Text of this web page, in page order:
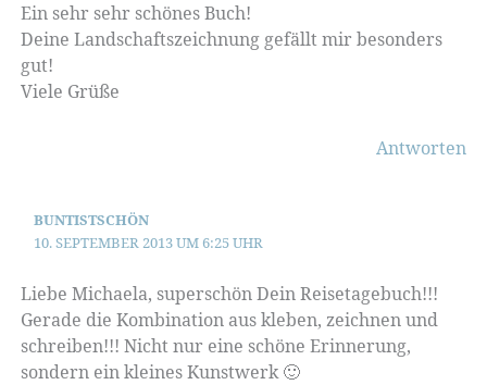
Ein sehr sehr schönes Buch!
Deine Landschaftszeichnung gefällt mir besonders
gut!
Viele Grüße
Antworten
BUNTISTSCHÖN
10. SEPTEMBER 2013 UM 6:25 UHR
Liebe Michaela, superschön Dein Reisetagebuch!!!
Gerade die Kombination aus kleben, zeichnen und
schreiben!!! Nicht nur eine schöne Erinnerung,
sondern ein kleines Kunstwerk 🙂